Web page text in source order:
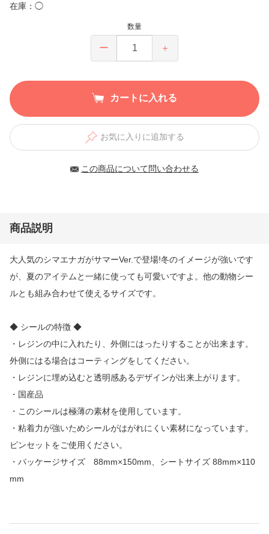
在庫：◯
数量
ー ＋
カートに入れる
お気に入りに追加する
この商品について問い合わせる
商品説明
大人気のシマエナガがサマーVer.で登場!冬のイメージが強いです
が、夏のアイテムと一緒に使っても可愛いですよ。他の動物シー
ルとも組み合わせて使えるサイズです。
◆ シールの特徴 ◆
・レジンの中に入れたり、外側にはったりすることが出来ます。
外側にはる場合はコーティングをしてください。
・レジンに埋め込むと透明感あるデザインが出来上がります。
・国産品
・このシールは極薄の素材を使用しています。
・粘着力が強いためシールがはがれにくい素材になっています。
ピンセットをご使用ください。
・パッケージサイズ 88mm×150mm、シートサイズ 88mm×110
mm